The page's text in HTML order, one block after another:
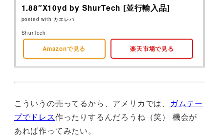
1.88″X10yd by ShurTech [並行輸入品]
posted with カエレバ
ShurTech
Amazonで見る 楽天市場で見る
こういうの売ってるから、アメリカでは、 ガムテー
プでドレス作ったりするんだろうね（笑） 機会が
あれば作ってみたい。